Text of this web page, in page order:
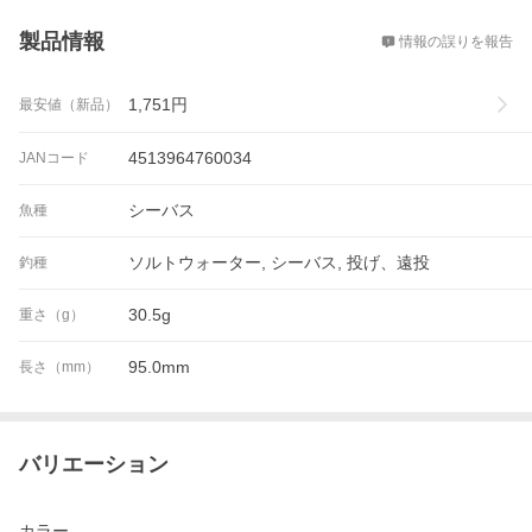
製品情報 情報の誤りを報告
最安値（新品） 1,751 円
JANコード 4513964760034
魚種 シーバス
釣種 ソルトウォーター, シーバス, 投げ、遠投
重さ（g） 30.5g
長さ（mm） 95.0mm
バリエーション